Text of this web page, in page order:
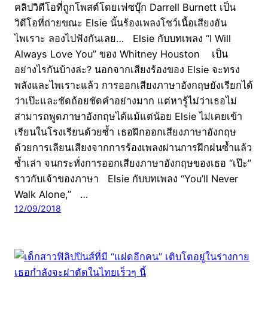
คลิปวิดีโอที่ถูกโพสต์โดยเฟซบุ๊ก Darrell Burnett เป็น
วิดีโอที่ถ่ายขณะ Elsie นั้นร้องเพลงโชว์เนื้อเสียงอัน
ไพเราะ ลองไปฟังกันเลย… Elsie กับบทเพลง “I Will
Always Love You” ของ Whitney Houston เป็น
อย่างไรกันบ้างล่ะ? นอกจากเสียงร้องของ Elsie จะทรง
พลังและไพเราะแล้ว การออกเสียงภาษาอังกฤษยังเรียกได้
ว่าเป๊ะและชัดถ้อยชัดคำอย่างมาก แต่หารู้ไม่ว่าเธอไม่
สามารถพูดภาษาอังกฤษได้แม้แต่น้อย Elsie ไม่เคยเข้า
เรียนในโรงเรียนด้วยซ้ำ เธอฝึกออกเสียงภาษาอังกฤษ
ด้วยการเลียนเสียงจากการร้องเพลงผ่านการฝึกฝนซ้ำแล้ว
ซ้ำเล่า จนกระทั่งการออกเสียงภาษาอังกฤษของเธอ “เป๊ะ”
ราวกับเจ้าของภาษา Elsie กับบทเพลง “You’ll Never
Walk Alone,” …
12/09/2018